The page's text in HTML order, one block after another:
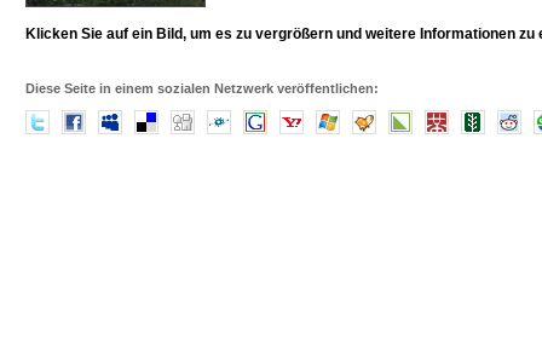
Klicken Sie auf ein Bild, um es zu vergrößern und weitere Informationen zu
Diese Seite in einem sozialen Netzwerk veröffentlichen: